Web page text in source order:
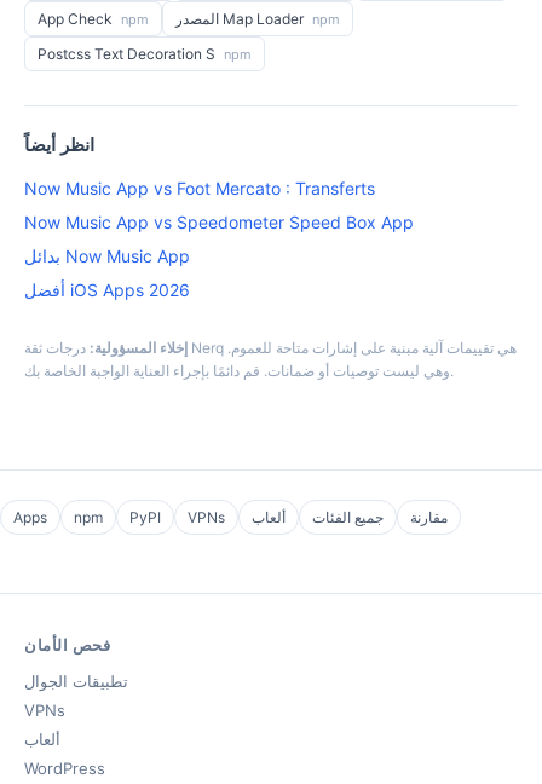
App Check npm المصدر Map Loader npm
Postcss Text Decoration S npm
انظر أيضاً
Now Music App vs Foot Mercato : Transferts
Now Music App vs Speedometer Speed Box App
بدائل Now Music App
أفضل iOS Apps 2026
إخلاء المسؤولية: درجات ثقة Nerq هي تقييمات آلية مبنية على إشارات متاحة للعموم.
وهي ليست توصيات أو ضمانات. قم دائمًا بإجراء العناية الواجبة الخاصة بك.
Apps npm PyPI VPNs ألعاب جميع الفئات مقارنة
فحص الأمان
تطبيقات الجوال
VPNs
ألعاب
WordPress